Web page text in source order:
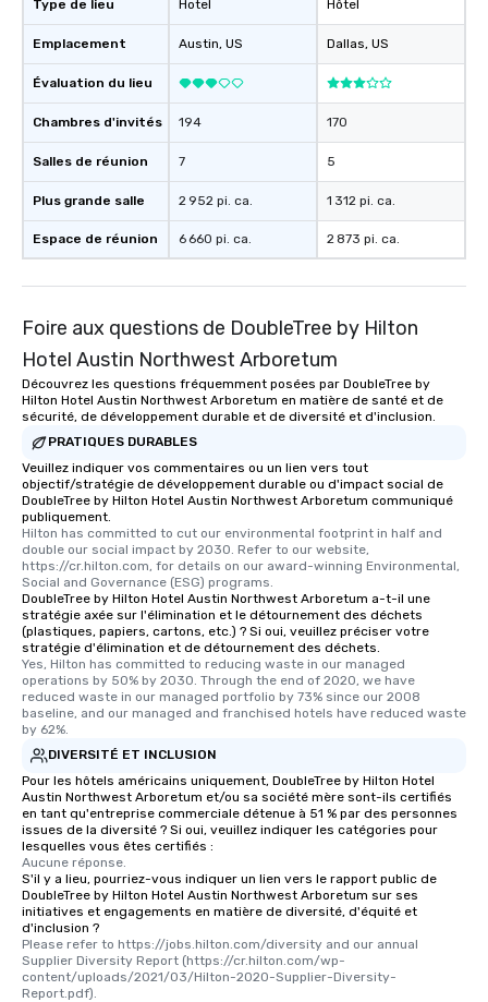
decades of
weddings all over the
ready to provide you
soundtrack to
hour, to providing
for dinner which lead
unforgettable all
of the way to make
options available for
Type de lieu
Emplacement
Évaluation du lieu
Chambres d'invités
Salles de réunion
Plus grande salle
Espace de réunion
Hotel
Austin, US
194
7
2 952 pi. ca.
6 660 pi. ca.
Hôtel
Dallas, US
170
5
1 312 pi. ca.
2 873 pi. ca.
Foire aux questions de DoubleTree by Hilton
Hotel Austin Northwest Arboretum
Découvrez les questions fréquemment posées par DoubleTree by
Hilton Hotel Austin Northwest Arboretum en matière de santé et de
sécurité, de développement durable et de diversité et d'inclusion.
PRATIQUES DURABLES
Veuillez indiquer vos commentaires ou un lien vers tout
objectif/stratégie de développement durable ou d'impact social de
DoubleTree by Hilton Hotel Austin Northwest Arboretum communiqué
publiquement.
Hilton has committed to cut our environmental footprint in half and
double our social impact by 2030. Refer to our website,
https://cr.hilton.com, for details on our award-winning Environmental,
Social and Governance (ESG) programs.
DoubleTree by Hilton Hotel Austin Northwest Arboretum a-t-il une
stratégie axée sur l'élimination et le détournement des déchets
(plastiques, papiers, cartons, etc.) ? Si oui, veuillez préciser votre
stratégie d'élimination et de détournement des déchets.
Yes, Hilton has committed to reducing waste in our managed
operations by 50% by 2030. Through the end of 2020, we have
reduced waste in our managed portfolio by 73% since our 2008
baseline, and our managed and franchised hotels have reduced waste
by 62%.
DIVERSITÉ ET INCLUSION
Pour les hôtels américains uniquement, DoubleTree by Hilton Hotel
Austin Northwest Arboretum et/ou sa société mère sont-ils certifiés
en tant qu'entreprise commerciale détenue à 51 % par des personnes
issues de la diversité ? Si oui, veuillez indiquer les catégories pour
lesquelles vous êtes certifiés :
Aucune réponse.
S'il y a lieu, pourriez-vous indiquer un lien vers le rapport public de
DoubleTree by Hilton Hotel Austin Northwest Arboretum sur ses
initiatives et engagements en matière de diversité, d'équité et
d'inclusion ?
Please refer to https://jobs.hilton.com/diversity and our annual
Supplier Diversity Report (https://cr.hilton.com/wp-
content/uploads/2021/03/Hilton-2020-Supplier-Diversity-
Report.pdf).